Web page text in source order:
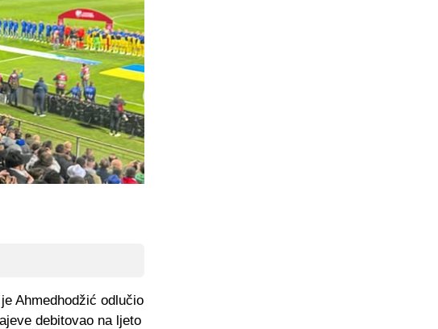
Ahmedhodžić odlučio
debitovao na ljeto